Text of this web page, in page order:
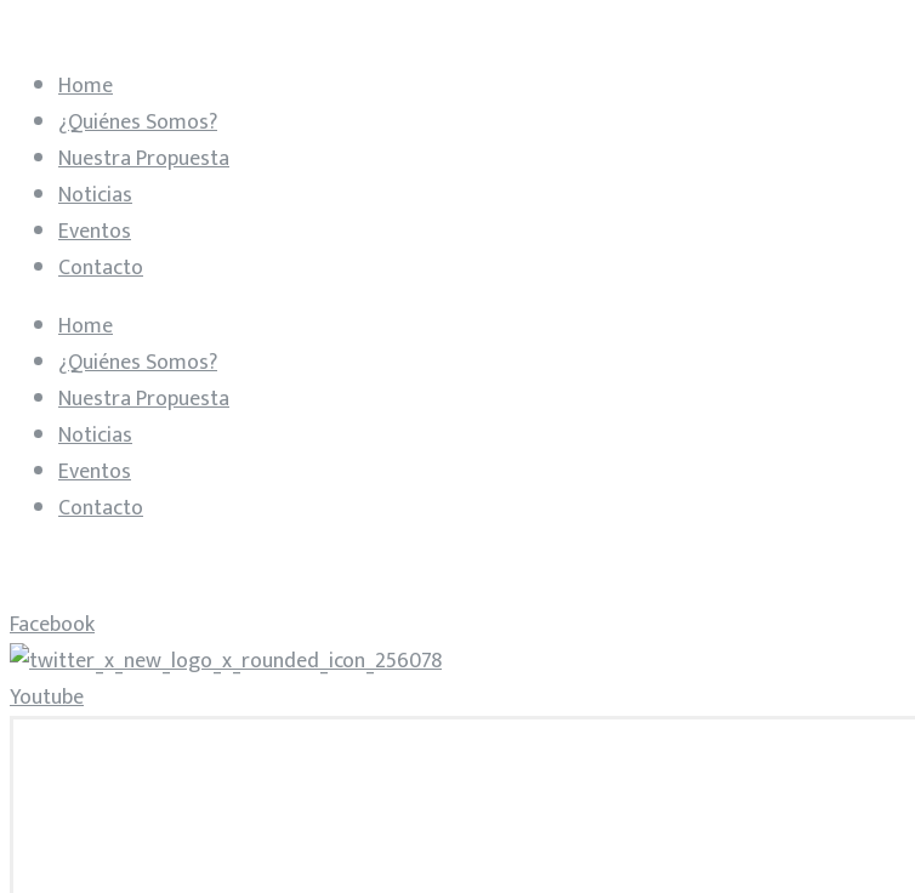
Home
¿Quiénes Somos?
Nuestra Propuesta
Noticias
Eventos
Contacto
Home
¿Quiénes Somos?
Nuestra Propuesta
Noticias
Eventos
Contacto
Facebook
Youtube